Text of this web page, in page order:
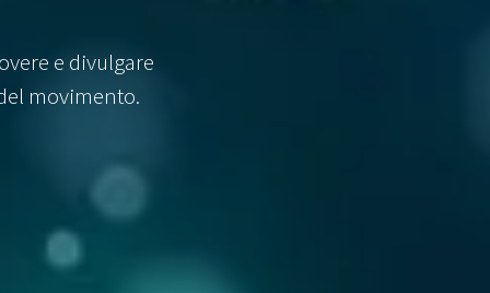
e divulgare
movimento.